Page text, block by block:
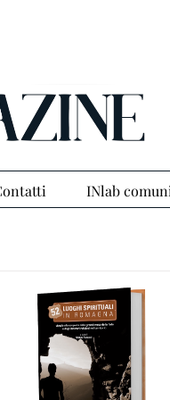
INlab
AGGIUNGI AL CARRELLO
DETTAGLI